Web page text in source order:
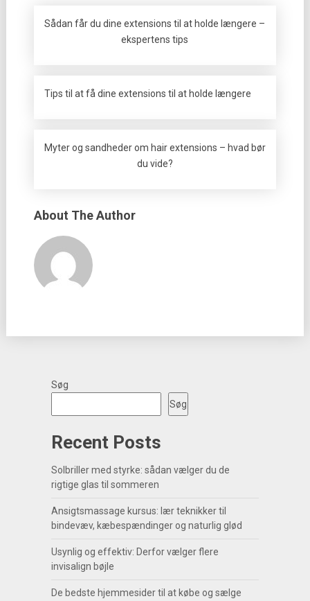
Sådan får du dine extensions til at holde længere –
ekspertens tips
Tips til at få dine extensions til at holde længere
Myter og sandheder om hair extensions – hvad bør
du vide?
About The Author
Søg
Søg
Recent Posts
Solbriller med styrke: sådan vælger du de
rigtige glas til sommeren
Ansigtsmassage kursus: lær teknikker til
bindevæv, kæbespændinger og naturlig glød
Usynlig og effektiv: Derfor vælger flere
invisalign bøjle
De bedste hjemmesider til at købe og sælge